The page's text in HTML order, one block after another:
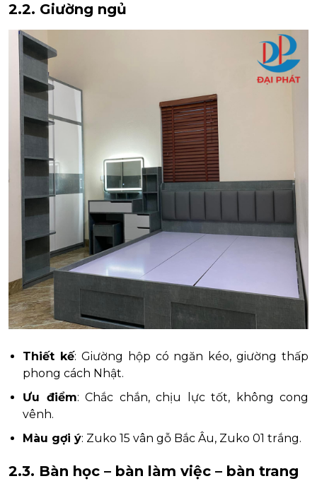
2.2. Giường ngủ
Thiết kế: Giường hộp có ngăn kéo, giường thấp
phong cách Nhật.
Ưu điểm: Chắc chắn, chịu lực tốt, không cong
vênh.
Màu gợi ý: Zuko 15 vân gỗ Bắc Âu, Zuko 01 trắng.
2.3. Bàn học – bàn làm việc – bàn trang